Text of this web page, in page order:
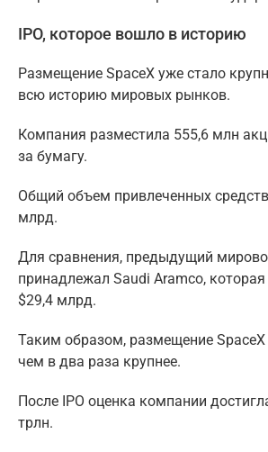
IPO, которое вошло в историю
Размещение SpaceX уже стало
всю историю мировых рынков.
Компания разместила 555,6 млн
за бумагу.
Общий объем привлеченных
млрд.
Для сравнения, предыдущий
принадлежал Saudi Aramco,
$29,4 млрд.
Таким образом, размещение SpaceX
чем в два раза крупнее.
После IPO оценка компании
трлн.